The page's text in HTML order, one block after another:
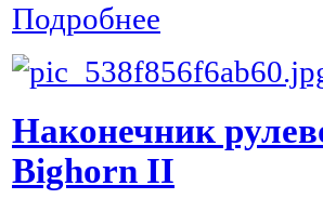
Подробнее
Наконечник
Bighorn II